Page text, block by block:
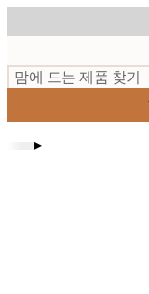
to
content.
맘에 드는 제품 찾기
▸